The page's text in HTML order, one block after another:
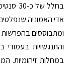
בחלל
אדי האמוניה
ומתבוססים
והתנגשויות
במחלות זיהומיות.